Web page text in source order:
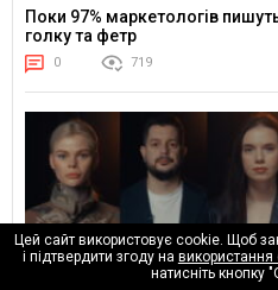
Поки 97% маркетологів
голку та фетр
0 719
Цей сайт використовує cookie. Щоб
і підтвердити згоду на
натисніть кнопку